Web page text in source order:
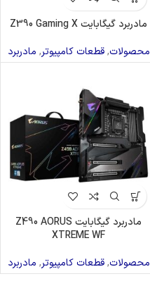
مادربرد گیگابایت Z390 Gaming X
محصولات,قطعات کامپیوتر, مادربرد
مادربرد گیگابایت Z490 AORUS
XTREME WF
محصولات,قطعات کامپیوتر, مادربرد